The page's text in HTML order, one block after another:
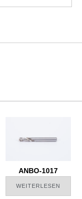
ANBO-1017
WEITERLESEN